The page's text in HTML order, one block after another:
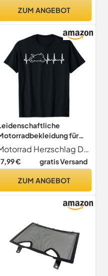
ZUM ANGEBOT
für
und Fahrer T-Shirt
Motorrad Herzschlag Design für Biker
€ gratis Versand
ZUM ANGEBOT